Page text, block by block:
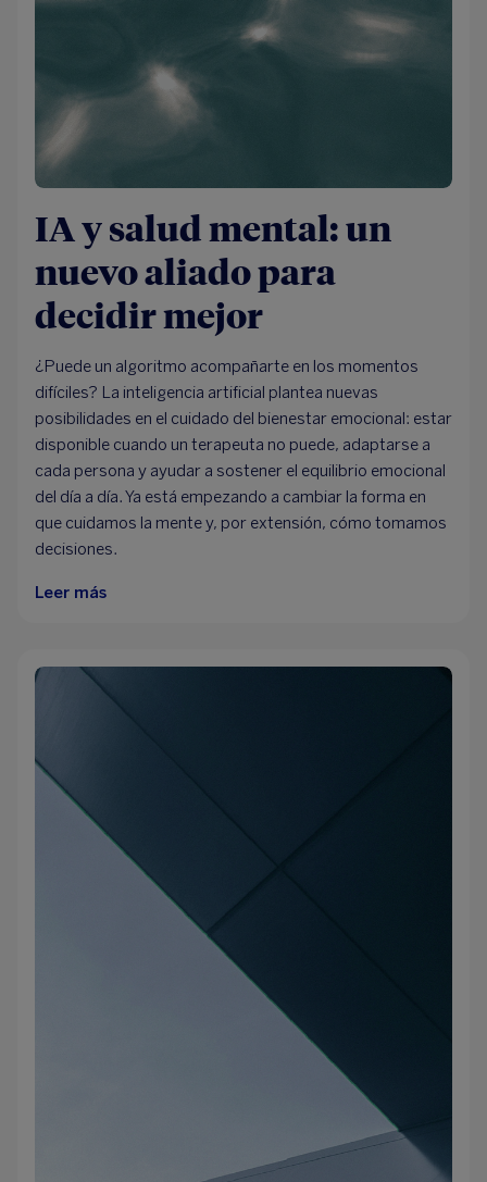
IA y salud mental: un
nuevo aliado para
decidir mejor
¿Puede un algoritmo acompañarte en los momentos
difíciles? La inteligencia artificial plantea nuevas
posibilidades en el cuidado del bienestar emocional: estar
disponible cuando un terapeuta no puede, adaptarse a
cada persona y ayudar a sostener el equilibrio emocional
del día a día. Ya está empezando a cambiar la forma en
que cuidamos la mente y, por extensión, cómo tomamos
decisiones.
Leer más